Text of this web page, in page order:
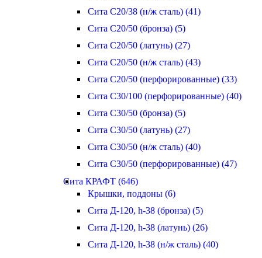
Сита С20/38 (н/ж сталь) (41)
Сита С20/50 (бронза) (5)
Сита С20/50 (латунь) (27)
Сита С20/50 (н/ж сталь) (43)
Сита С20/50 (перфорированные) (33)
Сита С30/100 (перфорированные) (40)
Сита С30/50 (бронза) (5)
Сита С30/50 (латунь) (27)
Сита С30/50 (н/ж сталь) (40)
Сита С30/50 (перфорированные) (47)
Сита КРАФТ (646)
Крышки, поддоны (6)
Сита Д-120, h-38 (бронза) (5)
Сита Д-120, h-38 (латунь) (26)
Сита Д-120, h-38 (н/ж сталь) (40)